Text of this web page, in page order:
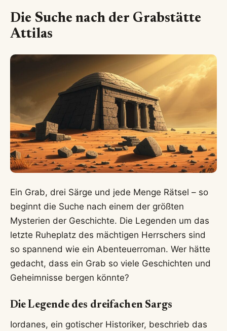
Die Suche nach der Grabstätte
Attilas
Ein Grab, drei Särge und jede Menge Rätsel – so
beginnt die Suche nach einem der größten
Mysterien der Geschichte. Die Legenden um das
letzte Ruheplatz des mächtigen Herrschers sind
so spannend wie ein Abenteuerroman. Wer hätte
gedacht, dass ein Grab so viele Geschichten und
Geheimnisse bergen könnte?
Die Legende des dreifachen Sargs
Iordanes, ein gotischer Historiker, beschrieb das